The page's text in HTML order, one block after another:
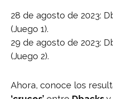
28 de agosto de 2023:
(Juego 1).
29 de agosto de 2023:
(Juego 2).
Ahora, conoce los